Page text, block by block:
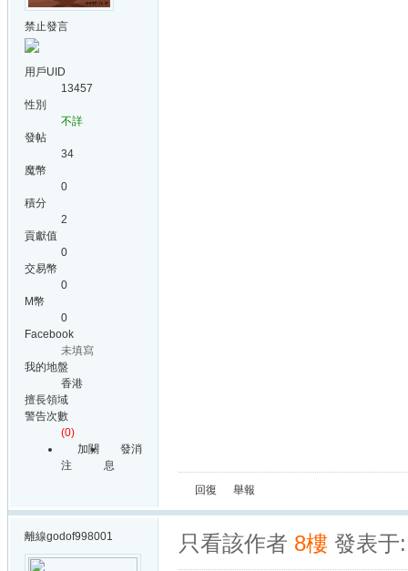
禁止發言
用戶UID
13457
性別
不詳
發帖
34
魔幣
0
積分
2
貢獻值
0
交易幣
0
M幣
0
Facebook
未填寫
我的地盤
香港
擅長領域
警告次數
(0)
加關
注
發消
息
回復 舉報
離線godof998001 只看該作者 8樓 發表于